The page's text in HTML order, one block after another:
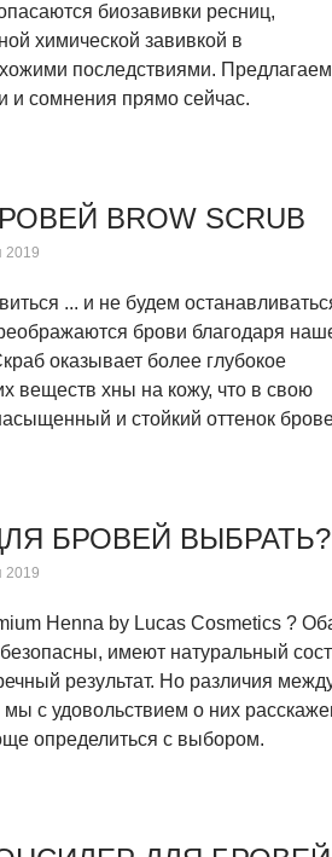
биозавивки ресниц,
химической завивкой в
последствиями. Предлагаем
и сомнения прямо сейчас.
BROW SCRUB
2019
... и не будем
брови благодаря
оказывает более глубокое
веществ хны на кожу, что в свою
и стойкий оттенок
БРОВЕЙ ВЫБРАТЬ?
2019
Henna by Lucas Cosmetics ?
имеют натуральный
результат. Но различия
мы с удовольствием о них
определиться с выбором.